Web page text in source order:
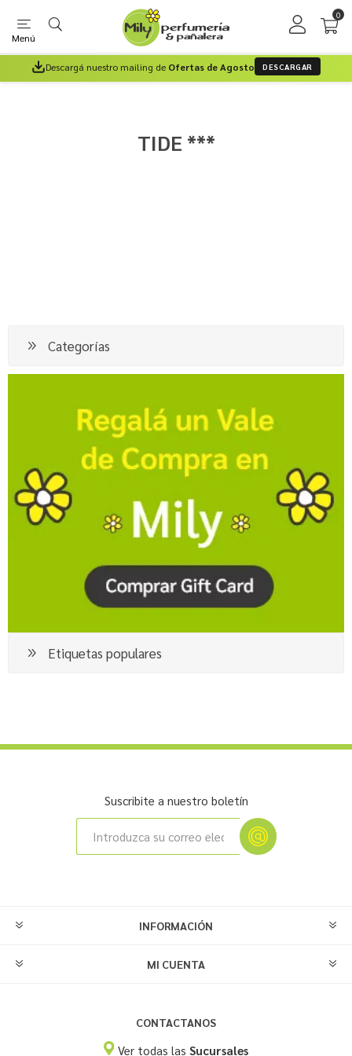
Menú
0
Descargá nuestro mailing de Ofertas de Agosto DESCARGAR
TIDE ***
Categorías
Etiquetas populares
Suscribite a nuestro boletín
INFORMACIÓN
MI CUENTA
CONTACTANOS
Ver todas lasSucursales